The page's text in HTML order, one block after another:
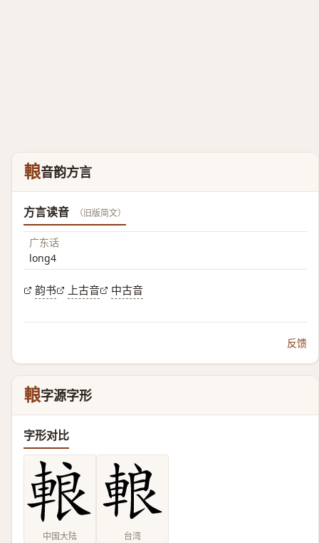
䡙音韵方言
方言读音 （旧版简文）
广东话
long4
韵书 上古音 中古音
反馈
䡙字源字形
字形对比
中国大陆 台湾